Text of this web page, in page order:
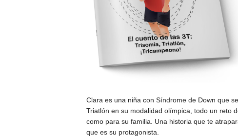
Clara es una niña con Síndrome de Down que
Triatlón en su modalidad olímpica, todo un reto
como para su familia. Una historia que te
que es su protagonista.